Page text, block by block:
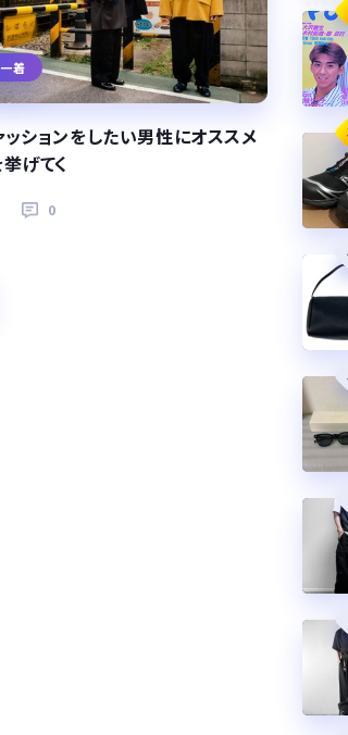
着
ションをしたい男性にオススメ
げてく
0